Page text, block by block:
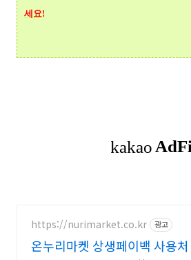
세요!
https://nurimarket.co.kr 광고
온누리마켓 상생페이백 사용처